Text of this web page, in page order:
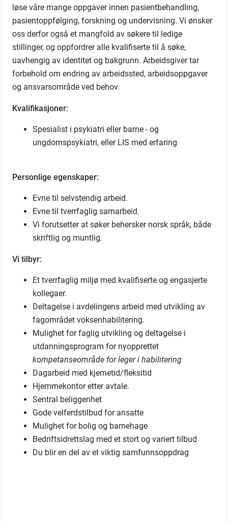
løse våre mange oppgaver innen pasientbehandling,
pasientoppfølging, forskning og undervisning. Vi ønsker
oss derfor også et mangfold av søkere til ledige
stillinger, og oppfordrer alle kvalifiserte til å søke,
uavhengig av identitet og bakgrunn. Arbeidsgiver tar
forbehold om endring av arbeidssted, arbeidsoppgaver
og ansvarsområde ved behov.
Kvalifikasjoner:
Spesialist i psykiatri eller barne - og
ungdomspsykiatri, eller LIS med erfaring
Personlige egenskaper:
Evne til selvstendig arbeid.
Evne til tverrfaglig samarbeid.
Vi forutsetter at søker behersker norsk språk, både
skriftlig og muntlig.
Vi tilbyr:
Et tverrfaglig miljø med kvalifiserte og engasjerte
kollegaer.
Deltagelse i avdelingens arbeid med utvikling av
fagområdet voksenhabilitering.
Mulighet for faglig utvikling og deltagelse i
utdanningsprogram for nyopprettet
kompetanseområde for legeri habilitering
Dagarbeid med kjernetid/fleksitid
Hjemmekontor etter avtale.
Sentral beliggenhet
Gode velferdstilbud for ansatte
Mulighet for bolig og barnehage
Bedriftsidrettslag med et stort og variert tilbud
Du blir en del av et viktig samfunnsoppdrag